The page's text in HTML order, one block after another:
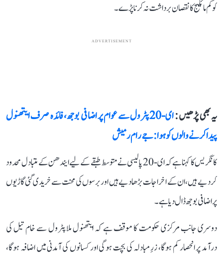
کو کم مائلیج کا نقصان برداشت نہ کرنا پڑے۔
ADVERTISEMENT
یہ بھی پڑھیں :
ای-20 پٹرول سے عوام پر اضافی بوجھ، فائدہ صرف ایتھنول
پیدا کرنے والوں کو ہوا: جے رام رمیش
کانگریس کا کہنا ہے کہ ای-20 پالیسی نے متوسط طبقے کے لیے ایندھن کے متبادل محدود
کر دیے ہیں، ان کے اخراجات بڑھا دیے ہیں اور برسوں کی محنت سے خریدی گئی گاڑیوں
پر اضافی بوجھ ڈال دیا ہے۔
دوسری جانب مرکزی حکومت کا موقف ہے کہ ایتھنول ملا پٹرول سے خام تیل کی
درآمد پر انحصار کم ہوگا، زرِ مبادلہ کی بچت ہوگی اور کسانوں کی آمدنی میں اضافہ ہوگا،